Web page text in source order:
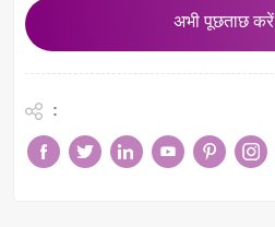
अभी पूछताछ करें
: